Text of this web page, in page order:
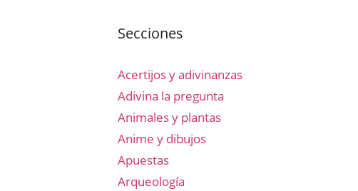
Secciones
Acertijos y adivinanzas
Adivina la pregunta
Animales y plantas
Anime y dibujos
Apuestas
Arqueología